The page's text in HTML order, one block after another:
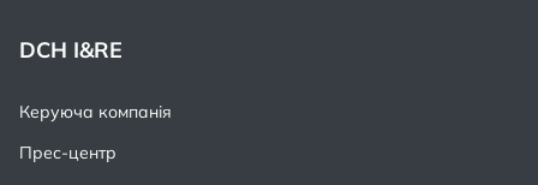
DCH I&RE
Керуюча компанія
Прес-центр